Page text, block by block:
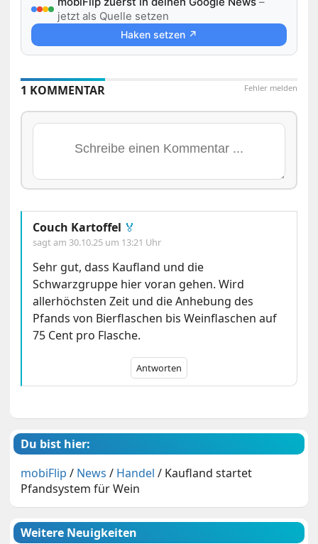
jetzt als Quelle setzen
Haken setzen ↗
Fehler melden
1 KOMMENTAR
Couch Kartoffel 🏅
sagt am 30.10.25 um 13:21 Uhr
Sehr gut, dass Kaufland und die
Schwarzgruppe hier voran gehen. Wird
allerhöchsten Zeit und die Anhebung des
Pfands von Bierflaschen bis Weinflaschen auf
75 Cent pro Flasche.
Antworten
Du bist hier:
mobiFlip / News / Handel / Kaufland startet
Pfandsystem für Wein
Weitere Neuigkeiten